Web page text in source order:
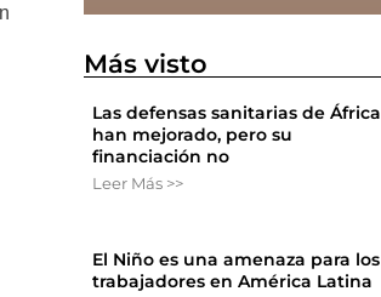
Más visto
Las defensas sanitarias de África
han mejorado, pero su
financiación no
Leer Más >>
El Niño es una amenaza para los
trabajadores en América Latina